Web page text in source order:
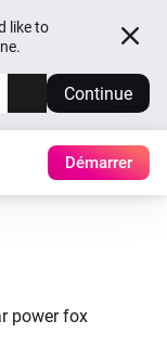
like to
Continue
Démarrer
power fox